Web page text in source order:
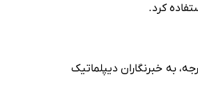
کرد.
به خبرنگاران دیپلماتیک